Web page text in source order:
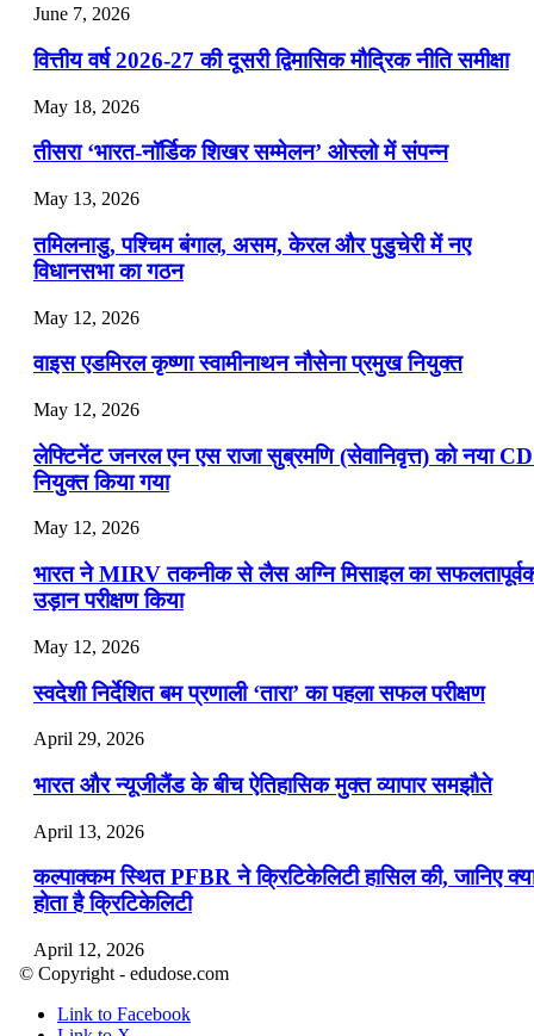
July 25, 2026
📝 डेली करेंट अफेयर्स: 22-24 जुलाई 2026
July 22, 2026
📝 डेली करेंट अफेयर्स: 19-21 जुलाई 2026
July 19, 2026
📝 डेली करेंट अफेयर्स: 16-18 जुलाई 2026
June 7, 2026
वित्तीय वर्ष 2026-27 की दूसरी द्विमासिक मौद्रिक नीति समीक्षा
May 18, 2026
तीसरा ‘भारत-नॉर्डिक शिखर सम्मेलन’ ओस्लो में संपन्न
May 13, 2026
तमिलनाडु, पश्चिम बंगाल, असम, केरल और पुडुचेरी में नए
विधानसभा का गठन
May 12, 2026
वाइस एडमिरल कृष्णा स्वामीनाथन नौसेना प्रमुख नियुक्त
May 12, 2026
लेफ्टिनेंट जनरल एन एस राजा सुब्रमणि (सेवानिवृत्त) को नया
नियुक्त किया गया
May 12, 2026
भारत ने MIRV तकनीक से लैस अग्नि मिसाइल का
उड़ान परीक्षण किया
May 12, 2026
स्वदेशी निर्देशित बम प्रणाली ‘तारा’ का पहला सफल परीक्षण
April 29, 2026
भारत और न्यूजीलैंड के बीच ऐतिहासिक मुक्त व्यापार समझौते
April 13, 2026
कल्पाक्कम स्थित PFBR ने क्रिटिकेलिटी हासिल की, जानिए
होता है क्रिटिकेलिटी
April 12, 2026
© Copyright - edudose.com
Link to Facebook